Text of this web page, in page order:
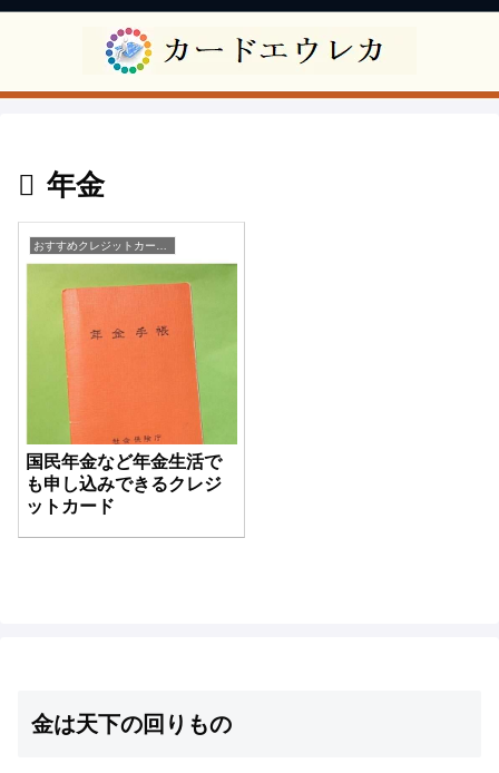
年金
国民年金など年金生活で
も申し込みできるクレジ
ットカード
金は天下の回りもの